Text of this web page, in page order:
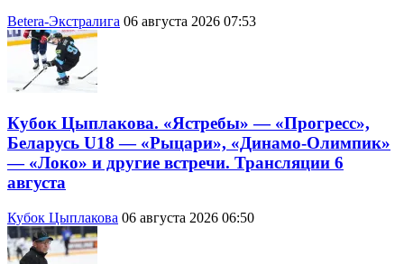
Betera-Экстралига 06 августа 2026 07:53
Кубок Цыплакова. «Ястребы» — «Прогресс»,
Беларусь U18 — «Рыцари», «Динамо-Олимпик»
— «Локо» и другие встречи. Трансляции 6
августа
Кубок Цыплакова 06 августа 2026 06:50